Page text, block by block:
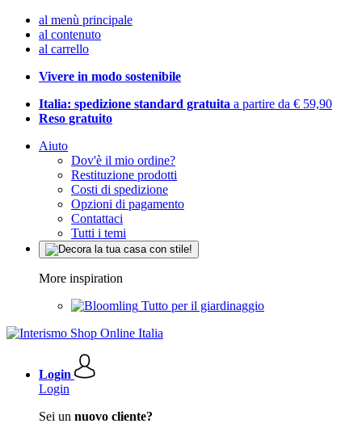
al menù principale
al contenuto
al carrello
Vivere in modo sostenibile
Italia: spedizione standard gratuita a partire da € 59,90
Reso gratuito
Aiuto
Dov'è il mio ordine?
Restituzione prodotti
Costi di spedizione
Opzioni di pagamento
Contattaci
Tutti i temi
More inspiration
Tutto per il giardinaggio
Login
Login
Sei un nuovo cliente?